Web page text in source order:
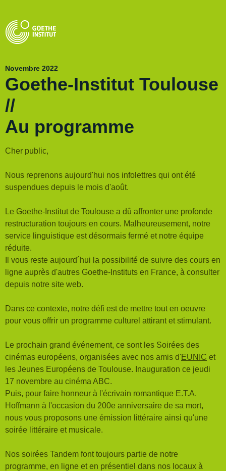
Novembre 2022
Goethe-Institut Toulouse
//
Au programme
Cher public,
Nous reprenons aujourd'hui nos infolettres qui ont été
suspendues depuis le mois d'août.
Le Goethe-Institut de Toulouse a dû affronter une profonde
restructuration toujours en cours. Malheureusement, notre
service linguistique est désormais fermé et notre équipe
réduite.
Il vous reste aujourd´hui la possibilité de suivre des cours en
ligne auprès d'autres Goethe-Instituts en France, à consulter
depuis notre site web.
Dans ce contexte, notre défi est de mettre tout en oeuvre
pour vous offrir un programme culturel attirant et stimulant.
Le prochain grand événement, ce sont les Soirées des
cinémas européens, organisées avec nos amis d'EUNIC et
les Jeunes Européens de Toulouse. Inauguration ce jeudi
17 novembre au cinéma ABC.
Puis, pour faire honneur à l'écrivain romantique E.T.A.
Hoffmann à l'occasion du 200e anniversaire de sa mort,
nous vous proposons une émission littéraire ainsi qu'une
soirée littéraire et musicale.
Nos soirées Tandem font toujours partie de notre
programme, en ligne et en présentiel dans nos locaux à